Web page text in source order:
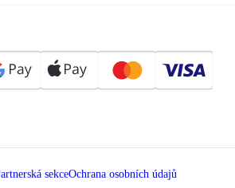
sekceOchrana osobních údajů